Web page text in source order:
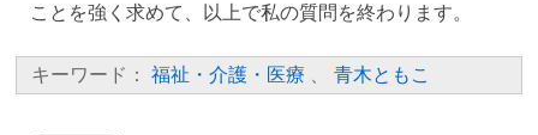
ことを強く求めて、以上で私の質問を終わります。
キーワード： 福祉・介護・医療 青木ともこ